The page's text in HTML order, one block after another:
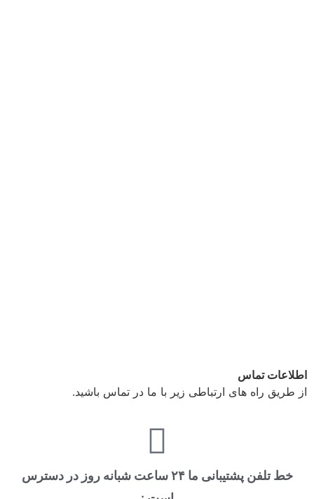
اطلاعات تماس
از طریق راه های ارتباطی زیر با ما در تماس باشید.
خط تلفن پشتیبانی ما ۲۴ ساعت شبانه روز در دسترس